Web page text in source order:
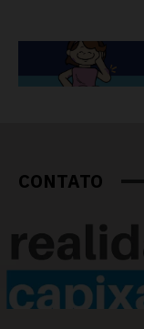
CONTATO